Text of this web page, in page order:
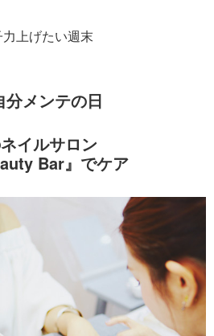
上げたい週末
分メンテの日
イルサロン
Bar』でケア